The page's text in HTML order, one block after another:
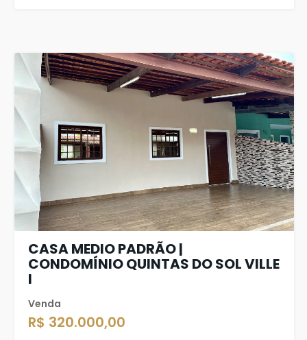
CASA MEDIO PADRÃO |
CONDOMÍNIO QUINTAS DO SOL VILLE
I
Venda
R$ 320.000,00